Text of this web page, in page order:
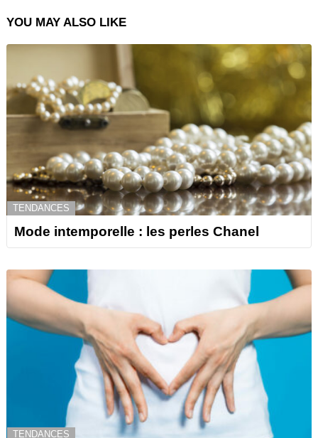
YOU MAY ALSO LIKE
TENDANCES
Mode intemporelle : les perles Chanel
TENDANCES